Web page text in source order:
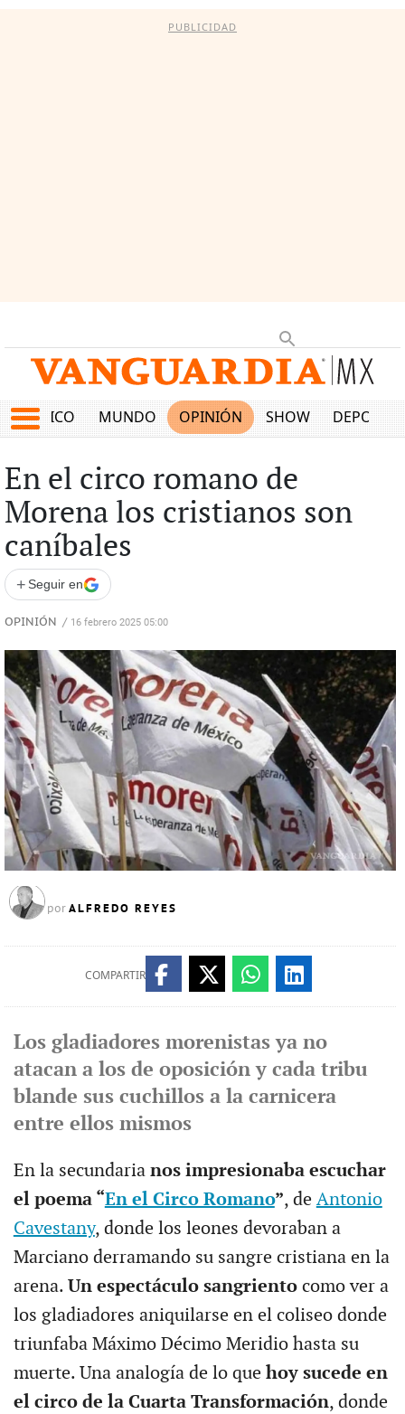
PUBLICIDAD
MÉXICO MUNDO OPINIÓN SHOW
En el circo romano de
Morena los cristianos son
caníbales
+ Seguir en
OPINIÓN / 16 febrero 2025 05:00
por ALFREDO REYES
COMPARTIR
Los gladiadores morenistas ya no
atacan a los de oposición y cada tribu
blande sus cuchillos a la carnicera
entre ellos mismos
En la secundaria nos impresionaba escuchar
el poema “En el Circo Romano”, de Antonio
Cavestany, donde los leones devoraban a
Marciano derramando su sangre cristiana en la
arena. Un espectáculo sangrientocomo ver a
los gladiadores aniquilarse en el coliseo donde
triunfaba Máximo Décimo Meridio hasta su
muerte. Una analogía de lo que hoy sucede en
el circo de la Cuarta Transformación, donde